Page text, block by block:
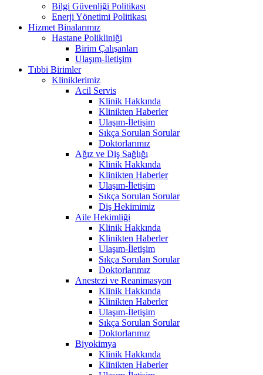
Bilgi Güvenliği Politikası
Enerji Yönetimi Politikası
Hizmet Binalarımız
Hastane Polikliniği
Birim Çalışanları
Ulaşım-İletişim
Tıbbi Birimler
Kliniklerimiz
Acil Servis
Klinik Hakkında
Klinikten Haberler
Ulaşım-İletişim
Sıkça Sorulan Sorular
Doktorlarımız
Ağız ve Diş Sağlığı
Klinik Hakkında
Klinikten Haberler
Ulaşım-İletişim
Sıkça Sorulan Sorular
Diş Hekimimiz
Aile Hekimliği
Klinik Hakkında
Klinikten Haberler
Ulaşım-İletişim
Sıkça Sorulan Sorular
Doktorlarımız
Anestezi ve Reanimasyon
Klinik Hakkında
Klinikten Haberler
Ulaşım-İletişim
Sıkça Sorulan Sorular
Doktorlarımız
Biyokimya
Klinik Hakkında
Klinikten Haberler